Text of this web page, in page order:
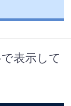
表示して